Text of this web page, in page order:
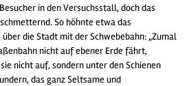
in den Versuchsstall, doch das
So höhnte etwa das
die Stadt mit der Schwebebahn: „Zumal
nicht auf ebener Erde fährt,
nicht auf, sondern unter den Schienen
das ganz Seltsame und